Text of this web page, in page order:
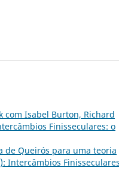
com Isabel Burton, Richard
Finisseculares: o
de Queirós para uma teoria
Intercâmbios